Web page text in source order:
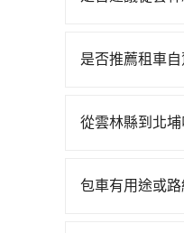
22:16，雲林-新
640元，再用5
市的300倍。縱
是否推薦租車
天就要來回，
預估進去，但
從雲林縣到北
近的計程車隊
包車有用途或